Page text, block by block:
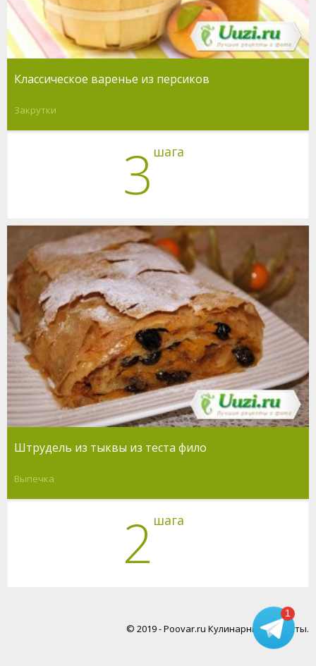
Классическое варенье из персиков
Закрутки
3 шага
Штрудель из тыквы из теста фило
Выпечка
2 шага
© 2019 - Poovar.ru Кулинарные рецепты.
1